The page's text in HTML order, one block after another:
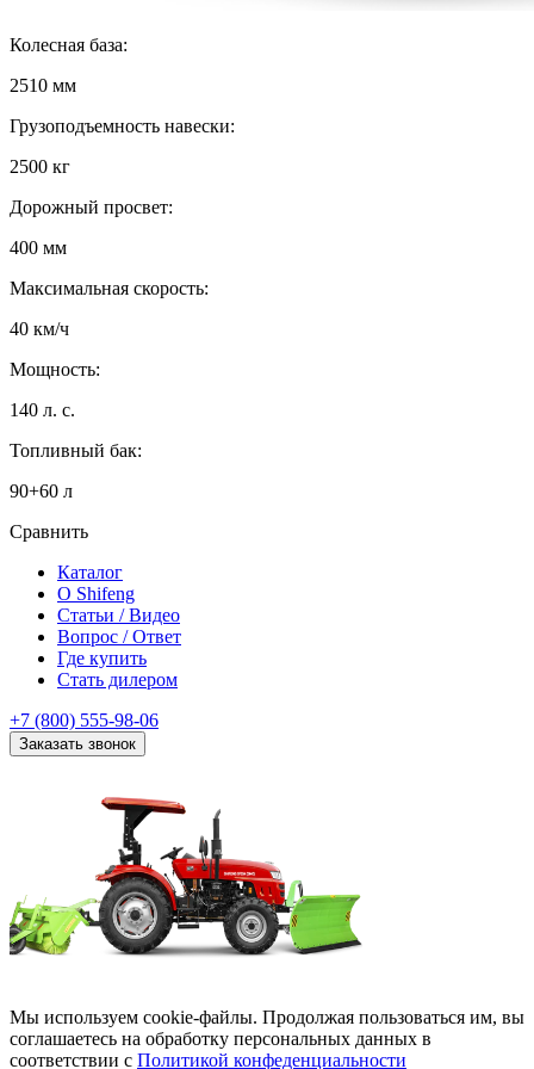
Колесная база:
2510 мм
Грузоподъемность навески:
2500 кг
Дорожный просвет:
400 мм
Максимальная скорость:
40 км/ч
Мощность:
140 л. с.
Топливный бак:
90+60 л
Сравнить
Каталог
О Shifeng
Статьи / Видео
Вопрос / Ответ
Где купить
Стать дилером
+7 (800) 555-98-06
Заказать звонок
Мы используем cookie-файлы. Продолжая пользоваться им, вы
соглашаетесь на обработку персональных данных в
соответствии с Политикой конфеденциальности